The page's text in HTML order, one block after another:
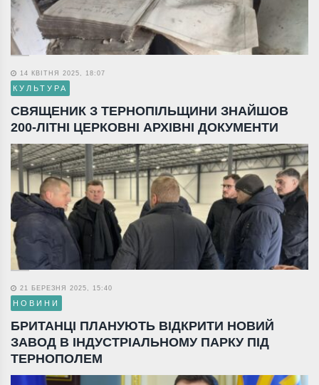
14 КВІТНЯ 2025, 18:07
КУЛЬТУРА
СВЯЩЕНИК З ТЕРНОПІЛЬЩИНИ ЗНАЙШОВ
200-ЛІТНІ ЦЕРКОВНІ АРХІВНІ ДОКУМЕНТИ
21 БЕРЕЗНЯ 2025, 15:40
НОВИНИ
БРИТАНЦІ ПЛАНУЮТЬ ВІДКРИТИ НОВИЙ
ЗАВОД В ІНДУСТРІАЛЬНОМУ ПАРКУ ПІД
ТЕРНОПОЛЕМ